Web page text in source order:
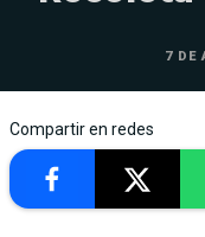
7 DE
Compartir en redes